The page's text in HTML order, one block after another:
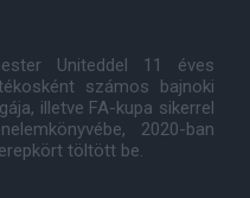
Uniteddel 11 éves
számos bajnoki
illetve FA-kupa sikerrel
2020-ban
töltött be.